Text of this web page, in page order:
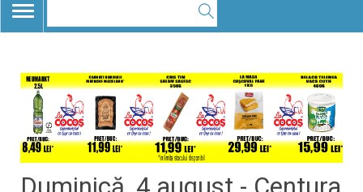
TOGGLE
NAVIGATION